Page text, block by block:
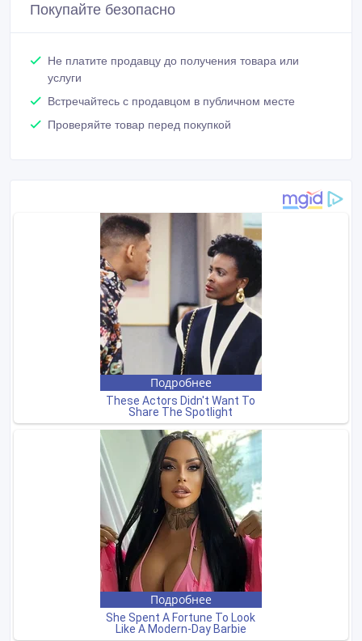
Покупайте безопасно
Не платите продавцу до получения товара или
услуги
Встречайтесь с продавцом в публичном месте
Проверяйте товар перед покупкой